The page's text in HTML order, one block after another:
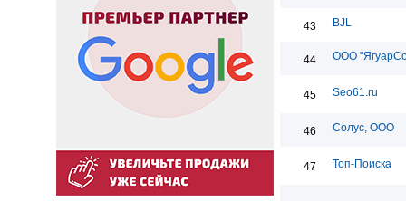
43 BJL
44 ООО
45 Seo61.ru
46 Солус, ООО
47 Топ-Поиска